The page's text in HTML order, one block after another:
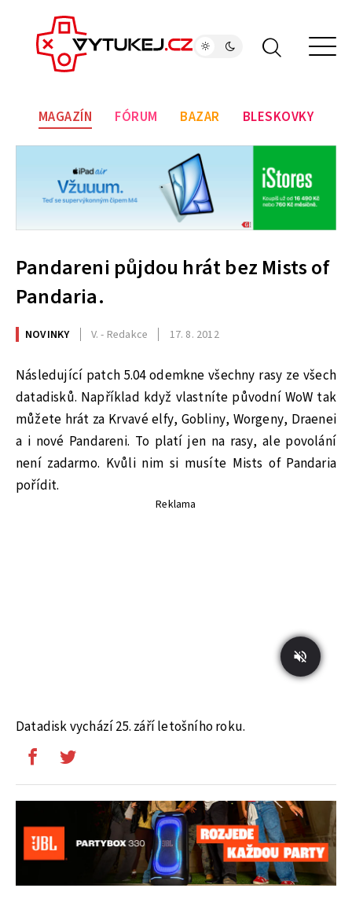
MAGAZÍN FÓRUM BAZAR BLESKOVKY
Pandareni půjdou hrát bez Mists of
Pandaria.
NOVINKY V. - Redakce 17. 8. 2012
Následující patch 5.04 odemkne všechny rasy ze všech
datadisků. Například když vlastníte původní WoW tak
můžete hrát za Krvavé elfy, Gobliny, Worgeny, Draenei
a i nové Pandareni. To platí jen na rasy, ale povolání
není zadarmo. Kvůli nim si musíte Mists of Pandaria
pořídit.
Reklama
Datadisk vychází 25. září letošního roku.